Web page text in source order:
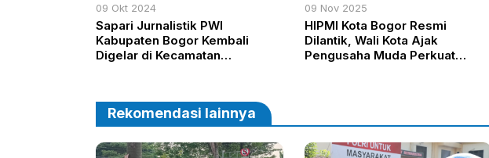
09 Okt 2024
Sapari Jurnalistik PWI
Kabupaten Bogor Kembali
Digelar di Kecamatan
09 Nov 2025
HIPMI Kota Bogor Resmi
Dilantik, Wali Kota Ajak
Pengusaha Muda Perkuat
Rekomendasi lainnya